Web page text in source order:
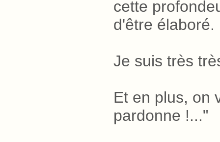
cette
d'être élaboré.
Je suis très
Et en plus, on
pardonne !..."